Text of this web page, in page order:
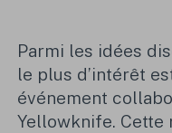
Parmi les idées
le plus d’intérêt
événement
Yellowknife. Cette